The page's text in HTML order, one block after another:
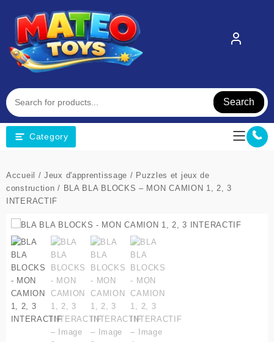
content
Search
Category
Accueil /Jeux d'apprentissage / Puzzles et jeux de
construction / BLA BLA BLOCKS – MON CAMION 1, 2, 3
INTERACTIF